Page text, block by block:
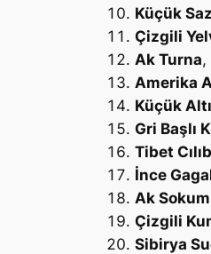
Küçük
Çizgili
Ak Turna,
Amerika
Küçük
Gri Başlı
Tibet
İnce
Ak
Çizgili
Sibirya